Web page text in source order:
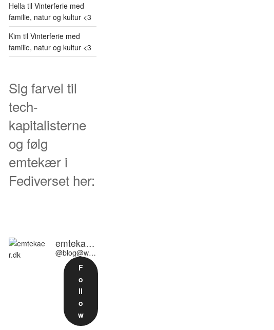
Hellatil Vinterferie med
familie, natur og kultur <3
Kim til Vinterferie med
familie, natur og kultur <3
Sig farvel til
tech-
kapitalisterne
og følg
emtekær i
Fediverset her:
emtekaer.dk
@blog@www.emtekaer.dk
F
o
ll
o
w